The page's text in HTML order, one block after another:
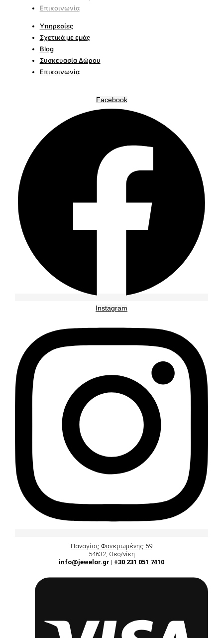
Επικοινωνία
Υπηρεσίες
Σχετικά με εμάς
Blog
Συσκευασία Δώρου
Επικοινωνία
Facebook
Instagram
Παναγίας Φανερωμένης 59
54632, Θεσ/νίκη
info@jewelor.gr | +30 231 051 7410